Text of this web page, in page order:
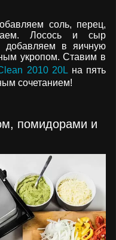
соль, перец,
Лосось и сыр
добавляем в яичную
укропом. Ставим в
2010 20L на пять
сочетанием!
помидорами и